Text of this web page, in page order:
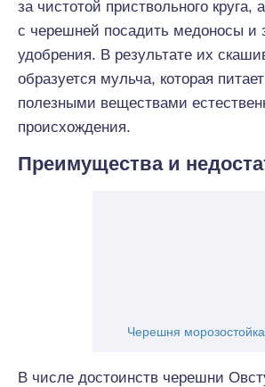
за чистотой приствольного круга,
с черешней посадить медоносы и
удобрения. В результате их
образуется мульча, которая
полезными веществами
происхождения.
Преимущества и
Черешня
В числе достоинств черешни